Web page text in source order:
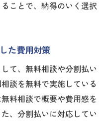
ことで、納得のいく選択
た費用対策
て、無料相談や分割払い
談を無料で実施している
料相談で概要や費用感を
、分割払いに対応してい